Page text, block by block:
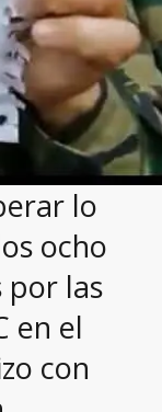
lo
ocho
por las
en el
con